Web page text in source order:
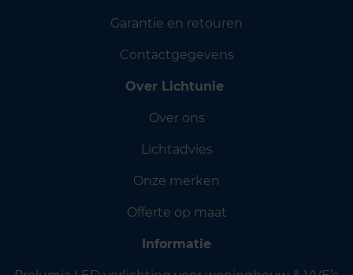
Garantie en retouren
Contactgegevens
Over Lichtunie
Over ons
Lichtadvies
Onze merken
Offerte op maat
Informatie